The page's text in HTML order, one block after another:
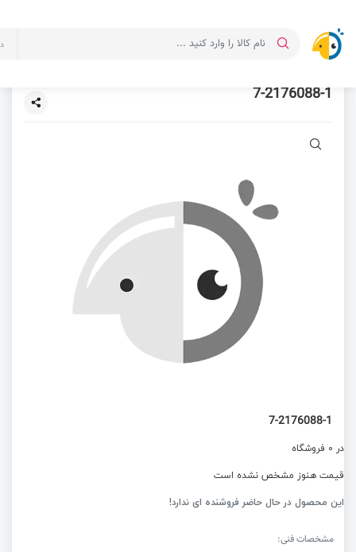
7-2176088-1
7-2176088-1
در 0 فروشگاه
قیمت هنوز مشخص نشده است
این محصول در حال حاضر فروشنده ای ندارد!
مشخصات فنی: